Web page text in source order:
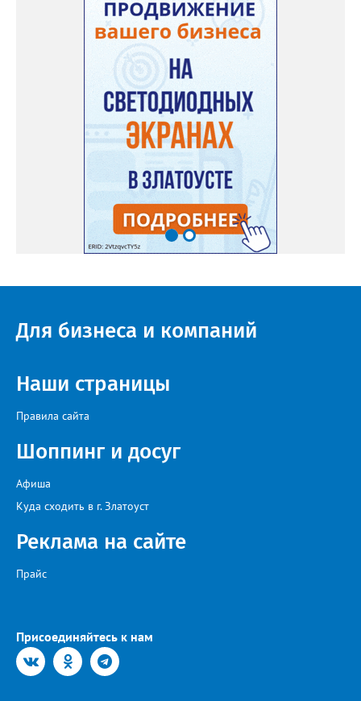
Для бизнеса и компаний
Наши страницы
Правила сайта
Шоппинг и досуг
Афиша
Куда сходить в г. Златоуст
Реклама на сайте
Прайс
Присоединяйтесь к нам